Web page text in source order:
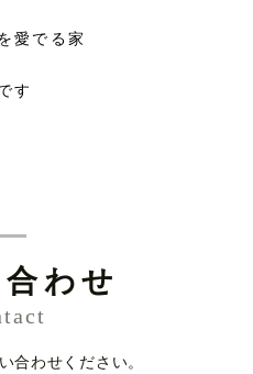
愛でる家
す
わせ
合わせください。